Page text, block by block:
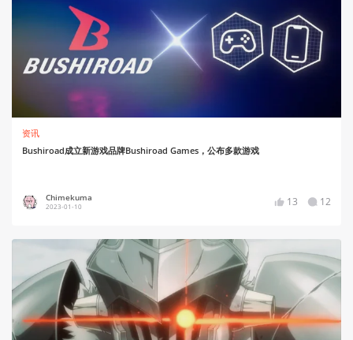
资讯
Bushiroad成立新游戏品牌Bushiroad Games，公布多款游戏
Chimekuma
2023-01-10 13 12